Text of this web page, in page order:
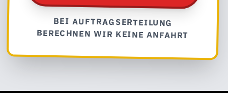
BEI AUFTRAGSERTEILUNG
BERECHNEN WIR KEINE ANFAHRT